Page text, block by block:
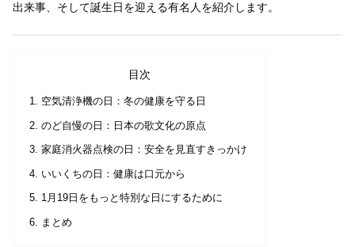
出来事、そして誕生日を迎える有名人を紹介します。
目次
空気清浄機の日：冬の健康を守る日
のど自慢の日：日本の歌文化の原点
家庭消火器点検の日：安全を見直すきっかけ
いいくちの日：健康は口元から
1月19日をもっと特別な日にするために
まとめ